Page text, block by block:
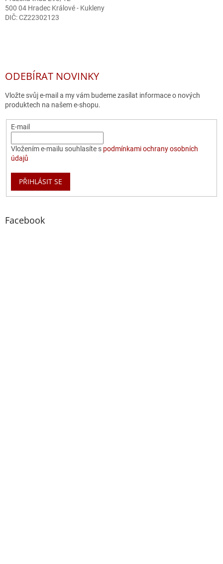
500 04 Hradec Králové - Kukleny
DIČ: CZ22302123
ODEBÍRAT NOVINKY
Vložte svůj e-mail a my vám budeme zasílat informace o nových
produktech na našem e-shopu.
E-mail
Vložením e-mailu souhlasíte s podmínkami ochrany osobních
údajů
PŘIHLÁSIT SE
Facebook